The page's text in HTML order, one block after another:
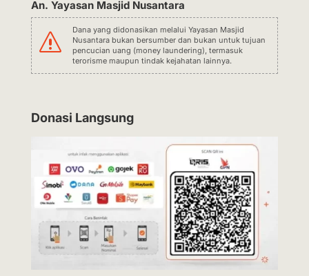
An. Yayasan Masjid Nusantara
s
Dana yang didonasikan melalui Yayasan Masjid
Nusantara bukan bersumber dan bukan untuk tujuan
pencucian uang (money laundering), termasuk
terorisme maupun tindak kejahatan lainnya.
Donasi Langsung